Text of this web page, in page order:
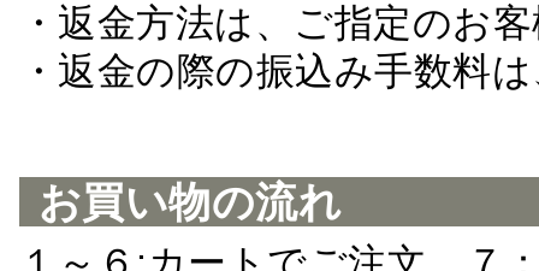
・返金方法は、ご指定のお
・返金の際の振込み手数料
お買い物の流れ